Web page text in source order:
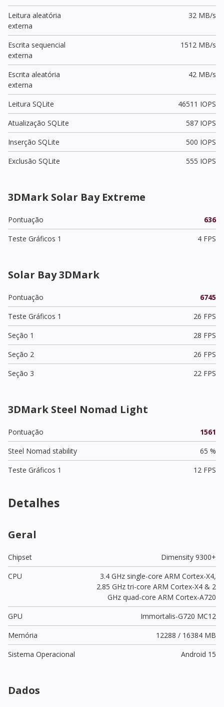
Leitura aleatória
externa
32 MB/s
Escrita sequencial
externa
1512 MB/s
Escrita aleatória
externa
42 MB/s
Leitura SQLite
46511 IOPS
Atualização SQLite
587 IOPS
Inserção SQLite
500 IOPS
Exclusão SQLite
555 IOPS
3DMark Solar Bay Extreme
Pontuação
636
Teste Gráficos 1
4 FPS
Solar Bay 3DMark
Pontuação
6745
Teste Gráficos 1
26 FPS
Seção 1
28 FPS
Seção 2
26 FPS
Seção 3
22 FPS
3DMark Steel Nomad Light
Pontuação
1561
Steel Nomad stability
65 %
Teste Gráficos 1
12 FPS
Detalhes
Geral
Chipset
Dimensity 9300+
CPU
3.4 GHz single-core ARM Cortex-X4,
2.85 GHz tri-core ARM Cortex-X4 & 2
GHz quad-core ARM Cortex-A720
GPU
Immortalis-G720 MC12
Memória
12288 / 16384 MB
Sistema Operacional
Android 15
Dados